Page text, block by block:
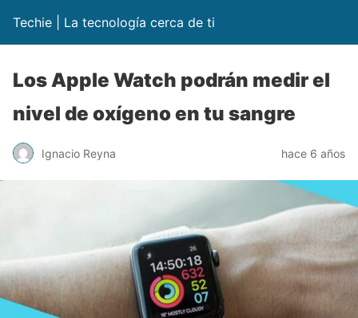
Techie | La tecnología cerca de ti
Los Apple Watch podrán medir el
nivel de oxígeno en tu sangre
Ignacio Reyna hace 6 años